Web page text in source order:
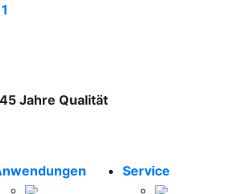
und
45 Jahre Qualität
Service